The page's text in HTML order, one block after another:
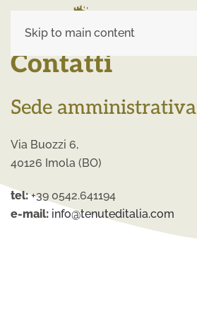
Skip to main content
Contatti
Sede amministrativa
Via Buozzi 6,
40126 Imola (BO)
tel:+39 0542.641194
e-mail: info@tenuteditalia.com